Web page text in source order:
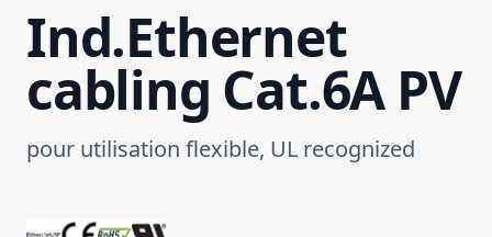
Ind.Ethernet
cabling Cat.6A PV
pour utilisation flexible, UL recognized